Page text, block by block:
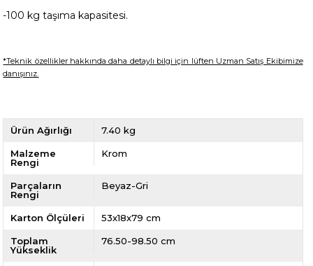
-100 kg taşıma kapasitesi.
*Teknik özellikler hakkında daha detaylı bilgi için lüften Uzman Satış Ekibimize
danışınız.
Ürün Ağırlığı 7.40 kg
Malzeme
Rengi
Krom
Parçaların
Rengi
Beyaz-Gri
Karton Ölçüleri 53x18x79 cm
Toplam
Yükseklik
76.50-98.50 cm